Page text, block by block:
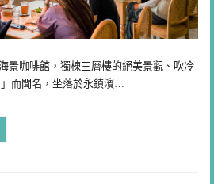
景咖啡館，獨棟三層樓的絕美景觀、吹冷
而聞名，坐落於永鎮濱…